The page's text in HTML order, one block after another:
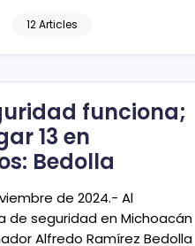
12 Articles
funciona;
13 en
Bedolla
de 2024.- Al
de seguridad en Michoacán
Alfredo Ramírez Bedolla